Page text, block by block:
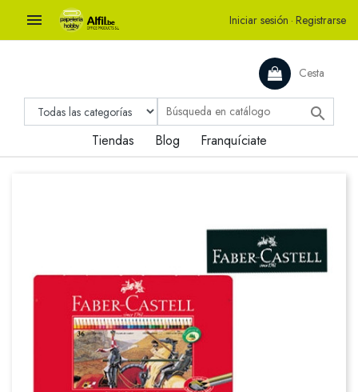
 Iniciar sesión · Registrarse
Cesta

Tiendas Blog Franquíciate